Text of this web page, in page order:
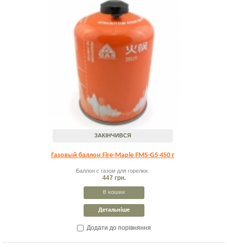
ЗАКІНЧИВСЯ
Газовый баллон Fire-Maple FMS-G5 450 г
Баллон с газом для горелки.
447 грн.
В кошик
Детальніше
Додати до порівняння